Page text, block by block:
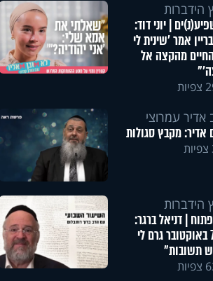
הידברות
| יוני דוד:
אמר 'שינית לי
מהקצה אל
אדיר עמרוצי
אדיר: מקבץ סגולות
הידברות
| דניאל ברגר:
"ה-7 באוקטובר גרם לי
תשובות"